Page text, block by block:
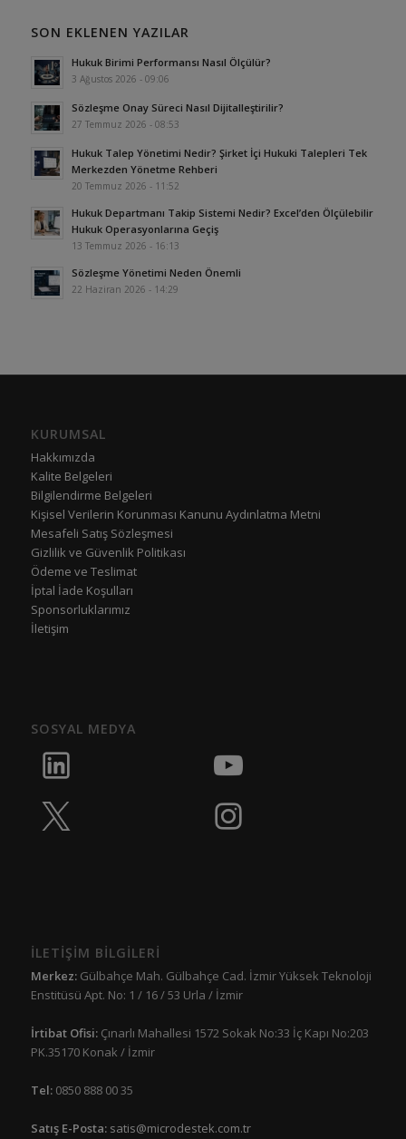
SON EKLENEN YAZILAR
Hukuk Birimi Performansı Nasıl Ölçülür?
3 Ağustos 2026 - 09:06
Sözleşme Onay Süreci Nasıl Dijitalleştirilir?
27 Temmuz 2026 - 08:53
Hukuk Talep Yönetimi Nedir? Şirket İçi Hukuki Talepleri Tek
Merkezden Yönetme Rehberi
20 Temmuz 2026 - 11:52
Hukuk Departmanı Takip Sistemi Nedir? Excel’den Ölçülebilir
Hukuk Operasyonlarına Geçiş
13 Temmuz 2026 - 16:13
Sözleşme Yönetimi Neden Önemli
22 Haziran 2026 - 14:29
KURUMSAL
Hakkımızda
Kalite Belgeleri
Bilgilendirme Belgeleri
Kişisel Verilerin Korunması Kanunu Aydınlatma Metni
Mesafeli Satış Sözleşmesi
Gizlilik ve Güvenlik Politikası
Ödeme ve Teslimat
İptal İade Koşulları
Sponsorluklarımız
İletişim
SOSYAL MEDYA
İLETİŞİM BİLGİLERİ
Merkez:Gülbahçe Mah. Gülbahçe Cad. İzmir Yüksek Teknoloji
Enstitüsü Apt. No: 1 / 16 / 53 Urla / İzmir
İrtibat Ofisi: Çınarlı Mahallesi 1572 Sokak No:33 İç Kapı No:203
PK.35170 Konak / İzmir
Tel:0850 888 00 35
Satış E-Posta: satis@microdestek.com.tr